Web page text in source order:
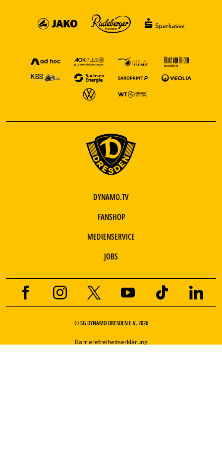
DYNAMO.TV
FANSHOP
MEDIENSERVICE
JOBS
© SG DYNAMO DRESDEN E.V. 2026
Barrierefreiheitserklärung